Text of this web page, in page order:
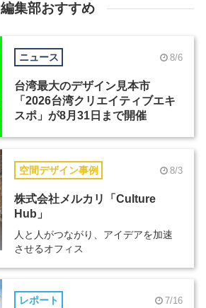
編集部おすすめ
ニュース 8/6
台湾最大のデザイン見本市
「2026台湾クリエイティブエキ
スポ」が8月31日まで開催
空間デザイン事例 8/3
株式会社メルカリ「Culture
Hub」
人と人がつながり、アイデアを加速
させるオフィス
レポート 7/16